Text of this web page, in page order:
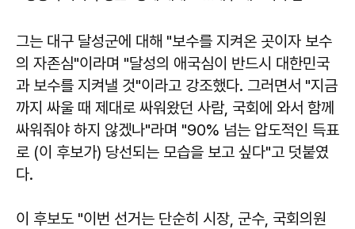
그는 대구 달성군에 대해 "보수를 지켜온 곳이자 보수
의 자존심"이라며 "달성의 애국심이 반드시 대한민국
과 보수를 지켜낼 것"이라고 강조했다. 그러면서 "지금
까지 싸울 때 제대로 싸워왔던 사람, 국회에 와서 함께
싸워줘야 하지 않겠나"라며 "90% 넘는 압도적인 득표
로 (이 후보가) 당선되는 모습을 보고 싶다"고 덧붙였
다.
이 후보도 "이번 선거는 단순히 시장, 군수, 국회의원